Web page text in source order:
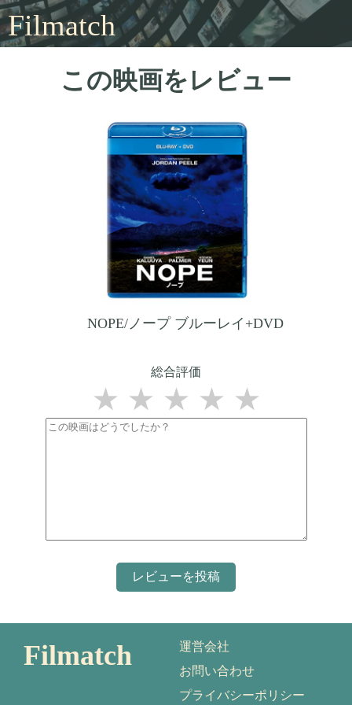
Filmatch
この映画をレビュー
NOPE/ノープ ブルーレイ+DVD
総合評価
★
★
★
★
★
Filmatch
運営会社
お問い合わせ
プライバシーポリシー